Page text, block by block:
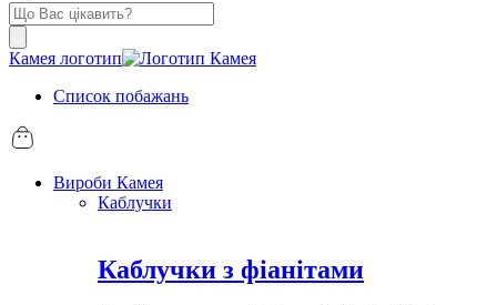
Пошук
товарів
Камея логотип
Список побажань
Вироби Камея
Каблучки
Каблучки з фіанітами